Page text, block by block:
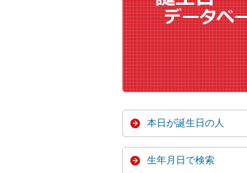
本日が誕生日の人
生年月日で検索